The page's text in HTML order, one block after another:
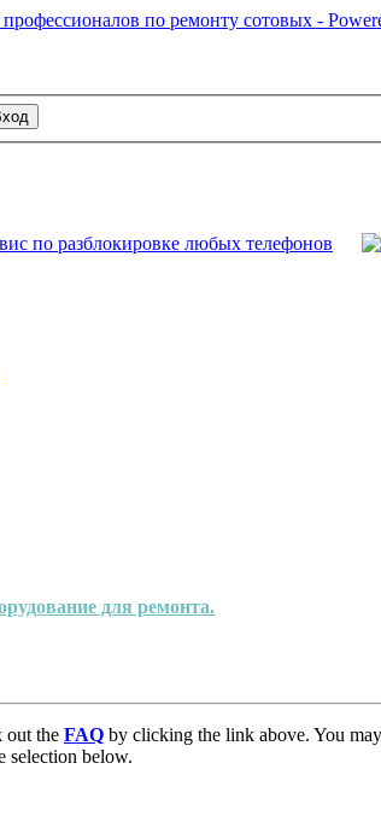
для ремонта.
out the FAQ by clicking the link above. You
selection below.